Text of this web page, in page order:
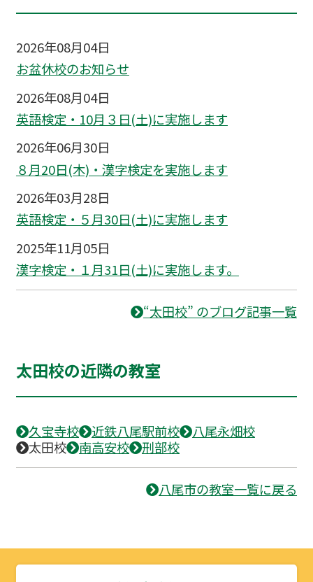
2026年08月04日
お盆休校のお知らせ
2026年08月04日
英語検定・10月３日(土)に実施します
2026年06月30日
８月20日(木)・漢字検定を実施します
2026年03月28日
英語検定・５月30日(土)に実施します
2025年11月05日
漢字検定・１月31日(土)に実施します。
“太田校” のブログ記事一覧
太田校の近隣の教室
久宝寺校 近鉄八尾駅前校
八尾永畑校
太田校
南高安校 刑部校
八尾市の教室一覧に戻る